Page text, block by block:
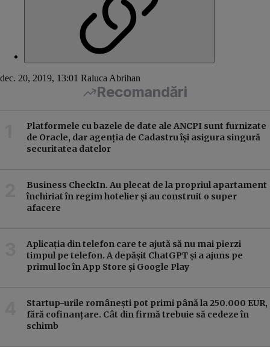
dec. 20, 2019, 13:01 Raluca Abrihan
Recomandări
Platformele cu bazele de date ale ANCPI sunt furnizate
de Oracle, dar agenția de Cadastru își asigura singură
securitatea datelor
Business CheckIn. Au plecat de la propriul apartament
închiriat în regim hotelier și au construit o super
afacere
Aplicația din telefon care te ajută să nu mai pierzi
timpul pe telefon. A depășit ChatGPT și a ajuns pe
primul loc în App Store și Google Play
Startup-urile românești pot primi până la 250.000 EUR,
fără cofinanțare. Cât din firmă trebuie să cedeze în
schimb